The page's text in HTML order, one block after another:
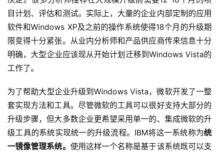
目计划、评估和测试。实际上，大量的企业内部定制的应用
软件和Windows XP及之前的操作系统使得18个月的升级期
限变得十分紧张。从业内分析师和产品供应商传来信息十分
明确，大型企业应该现从开始计划迁移到Windows Vista的
工作了。
为了帮助大型企业升级到Windows Vista，微软开发了一整
套实现方法和工具。尽管微软的工具可以很好支持大部分的
升级步骤，但大多数企业更希望采用单一的、集成微软的升
级工具的系统实现统一的升级流程。IBM将这一系统称为统
一镜像管理系统。 使用这样一个名称是基于该系统既可以支